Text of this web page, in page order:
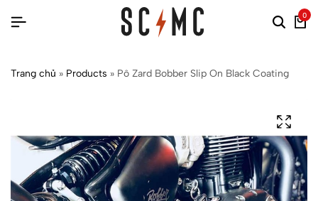
0
Trang chủ » Products » Pô Zard Bobber Slip On Black Coating